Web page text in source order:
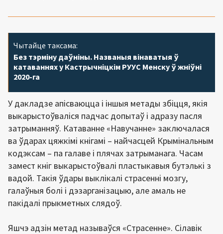
Чытайце таксама:
Без тэрміну даўніны. Названыя вінаватыя ў
катаваннях у Кастрычніцкім РУУС Менску ў жніўні
2020-га
У дакладзе апісваюцца і іншыя метады збіцця, якія
выкарыстоўваліся падчас допытаў і адразу пасля
затрыманняў. Катаванне «Навучанне» заключалася
ва ўдарах цяжкімі кнігамі – найчасцей Крымінальным
кодэксам – па галаве і плячах затрыманага. Часам
замест кніг выкарыстоўвалі пластыкавыя бутэлькі з
вадой. Такія ўдары выклікалі страсенні мозгу,
галаўныя болі і дэзарганізацыю, але амаль не
пакідалі прыкметных слядоў.
Яшчэ адзін метад называўся «Страсенне». Сілавік